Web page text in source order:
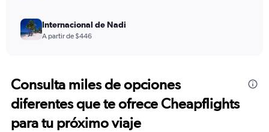
Internacional de Nadi
A partir de $446
Consulta miles de opciones
diferentes que te ofrece Cheapflights
para tu próximo viaje